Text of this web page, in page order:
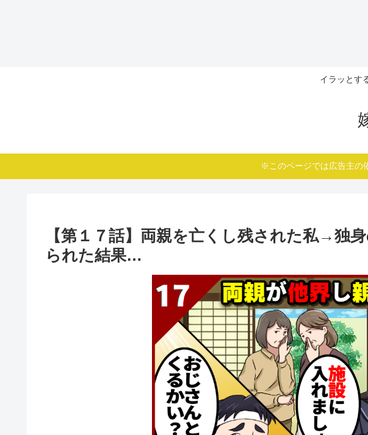
イラッとす
※このページでは広告主の
【第１７話】両親を亡くし残された私→独
られた結果…